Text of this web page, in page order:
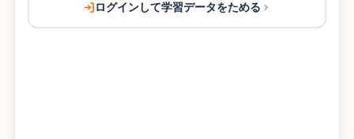
ログインして学習データをためる